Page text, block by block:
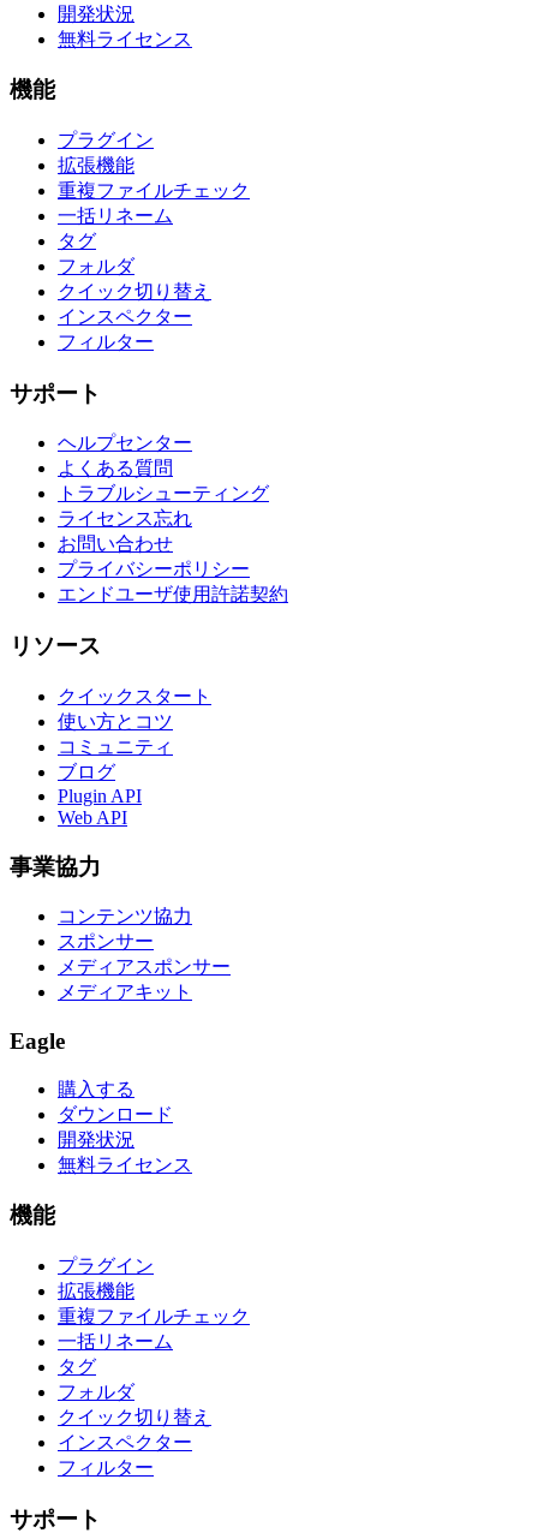
開発状況
無料ライセンス
機能
プラグイン
拡張機能
重複ファイルチェック
一括リネーム
タグ
フォルダ
クイック切り替え
インスペクター
フィルター
サポート
ヘルプセンター
よくある質問
トラブルシューティング
ライセンス忘れ
お問い合わせ
プライバシーポリシー
エンドユーザ使用許諾契約
リソース
クイックスタート
使い方とコツ
コミュニティ
ブログ
Plugin API
Web API
事業協力
コンテンツ協力
スポンサー
メディアスポンサー
メディアキット
Eagle
購入する
ダウンロード
開発状況
無料ライセンス
機能
プラグイン
拡張機能
重複ファイルチェック
一括リネーム
タグ
フォルダ
クイック切り替え
インスペクター
フィルター
サポート